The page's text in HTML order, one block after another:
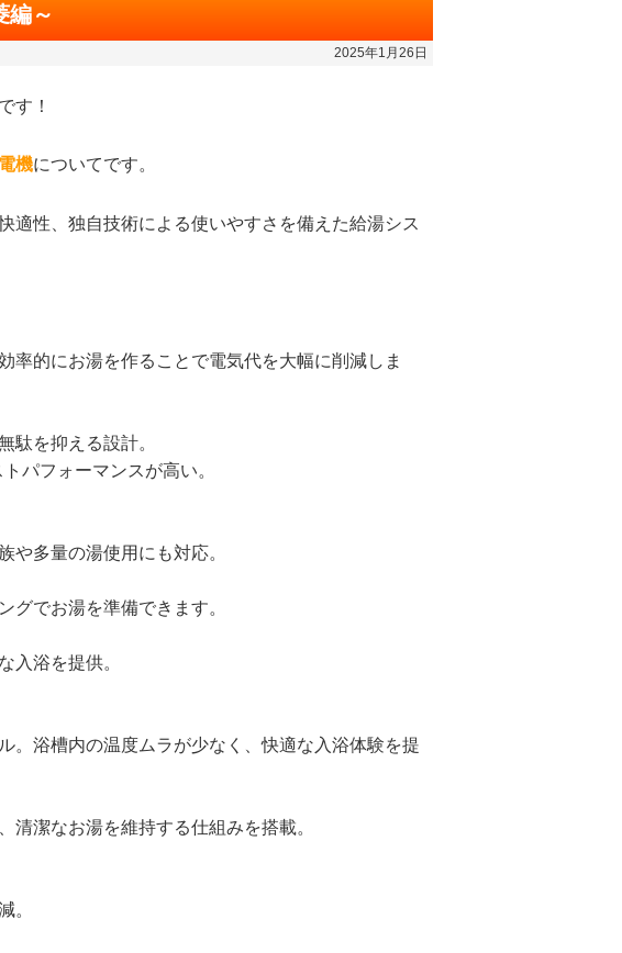
編～
2025年1月26日
す！
機についてです。
適性、独自技術による使いやすさを備えた給湯シス
率的にお湯を作ることで電気代を大幅に削減しま
駄を抑える設計。
パフォーマンスが高い。
や多量の湯使用にも対応。
グでお湯を準備できます。
入浴を提供。
。浴槽内の温度ムラが少なく、快適な入浴体験を提
清潔なお湯を維持する仕組みを搭載。
。